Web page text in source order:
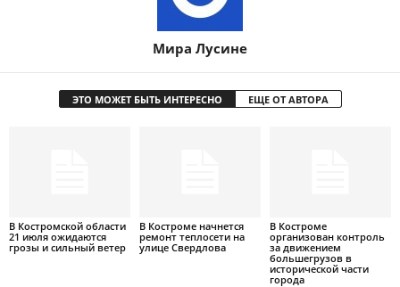
Мира Лусине
ЭТО МОЖЕТ БЫТЬ ИНТЕРЕСНО ЕЩЕ ОТ АВТОРА
В Костромской области
21 июля ожидаются
грозы и сильный ветер
В Костроме начнется
ремонт теплосети на
улице Свердлова
В Костроме
организован контроль
за движением
большегрузов в
исторической части
города